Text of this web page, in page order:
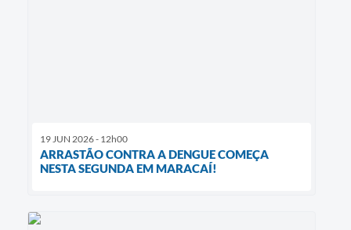
19 JUN 2026 - 12h00
ARRASTÃO CONTRA A DENGUE COMEÇA
NESTA SEGUNDA EM MARACAÍ!